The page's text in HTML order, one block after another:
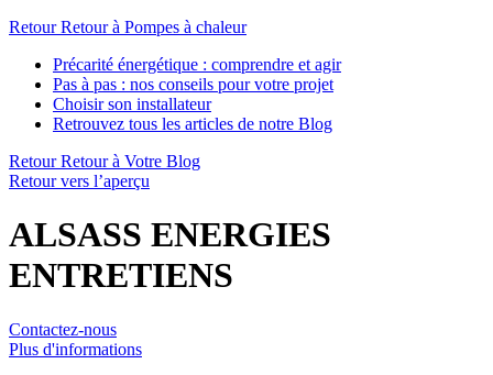
Retour Retour à Pompes à chaleur
Précarité énergétique : comprendre et agir
Pas à pas : nos conseils pour votre projet
Choisir son installateur
Retrouvez tous les articles de notre Blog
Retour Retour à Votre Blog
Retour vers l’aperçu
ALSASS ENERGIES
ENTRETIENS
Contactez-nous
Plus d'informations